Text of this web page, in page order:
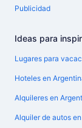
Publicidad
Ideas para
Lugares para
Hoteles en
Alquileres en
Alquiler de autos